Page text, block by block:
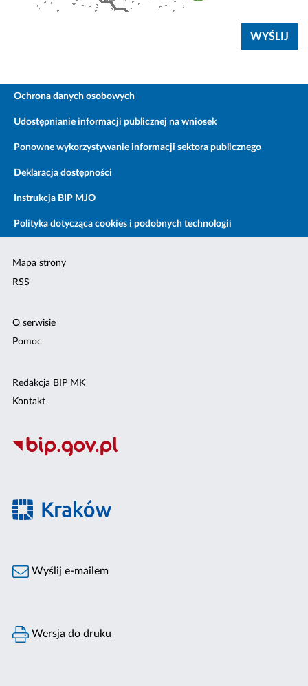
Ochrona danych osobowych
Udostępnianie informacji publicznej na wniosek
Ponowne wykorzystywanie informacji sektora publicznego
Deklaracja dostępności
Instrukcja BIP MJO
Polityka dotycząca cookies i podobnych technologii
Mapa strony
RSS
O serwisie
Pomoc
Redakcja BIP MK
Kontakt
Wyślij e-mailem
Wersja do druku